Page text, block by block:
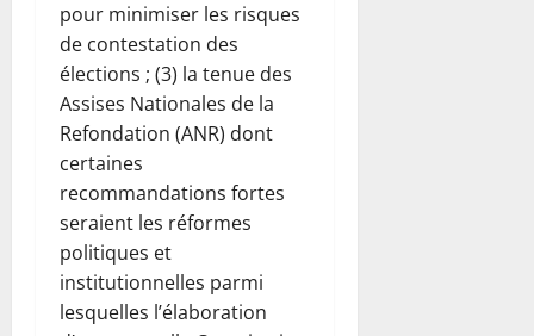
pour minimiser les risques
de contestation des
élections ; (3) la tenue des
Assises Nationales de la
Refondation (ANR) dont
certaines
recommandations fortes
seraient les réformes
politiques et
institutionnelles parmi
lesquelles l’élaboration